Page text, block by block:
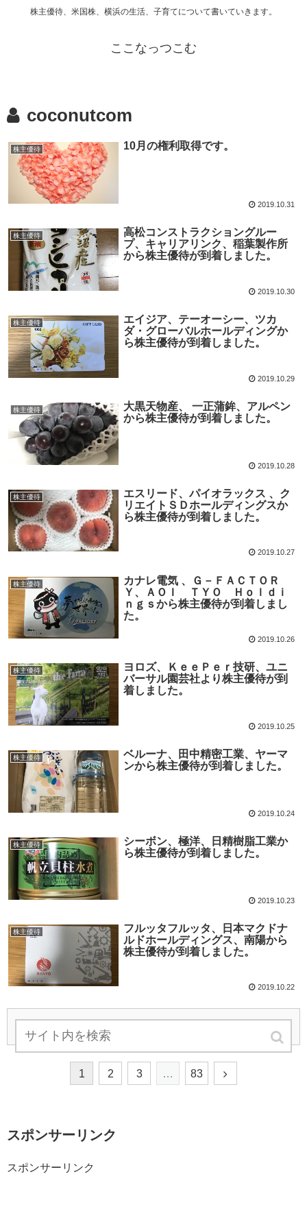
株主優待、米国株、横浜の生活、子育てについて書いていきます。
ここなっつこむ
coconutcom
株主優待 10月の権利取得です。
2019.10.31
株主優待
高松コンストラクショングルー
プ、キャリアリンク、稲葉製作所
から株主優待が到着しました。
2019.10.30
株主優待
エイジア、テーオーシー、ツカ
ダ・グローバルホールディングか
ら株主優待が到着しました。
2019.10.29
株主優待
大黒天物産、 一正蒲鉾、アルペン
から株主優待が到着しました。
2019.10.28
株主優待
エスリード、パイオラックス 、ク
リエイトＳＤホールディングスか
ら株主優待が到着しました。
2019.10.27
株主優待
カナレ電気 、Ｇ－ＦＡＣＴＯＲ
Ｙ、ＡＯＩ ＴＹＯ Ｈｏｌｄｉ
ｎｇｓから株主優待が到着しまし
た。
2019.10.26
株主優待
ヨロズ、ＫｅｅＰｅｒ技研、ユニ
バーサル園芸社より株主優待が到
着しました。
2019.10.25
株主優待
ベルーナ、田中精密工業、ヤーマ
ンから株主優待が到着しました。
2019.10.24
株主優待
シーボン、極洋、日精樹脂工業か
ら株主優待が到着しました。
2019.10.23
株主優待
フルッタフルッタ、日本マクドナ
ルドホールディングス、南陽から
株主優待が到着しました。
2019.10.22
1 2 3 … 83
スポンサーリンク
スポンサーリンク